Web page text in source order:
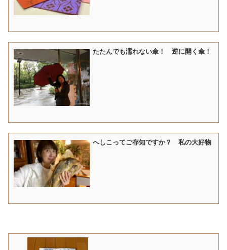
たたんでも濡れない傘！ 逆に開く傘！
へしこってご存知ですか？ 私の大好物